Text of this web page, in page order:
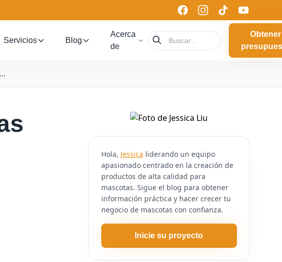
Servicios Blog
Acerca
de
Obtener
Hola, Jessica liderando un equipo
apasionado centrado en la creación de
productos de alta calidad para
mascotas. Sigue el blog para obtener
información práctica y hacer crecer tu
negocio de mascotas con confianza.
Inicie su proyecto